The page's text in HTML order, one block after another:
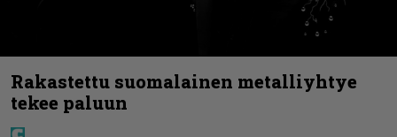
Rakastettu suomalainen metalliyhtye
tekee paluun